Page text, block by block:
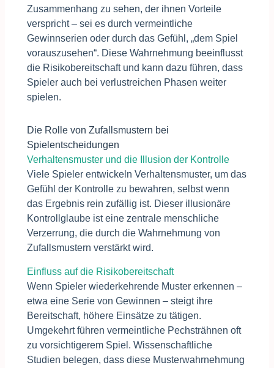
Zusammenhang zu sehen, der ihnen Vorteile
verspricht – sei es durch vermeintliche
Gewinnserien oder durch das Gefühl, „dem Spiel
vorauszusehen“. Diese Wahrnehmung beeinflusst
die Risikobereitschaft und kann dazu führen, dass
Spieler auch bei verlustreichen Phasen weiter
spielen.
Die Rolle von Zufallsmustern bei
Spielentscheidungen
Verhaltensmuster und die Illusion der Kontrolle
Viele Spieler entwickeln Verhaltensmuster, um das
Gefühl der Kontrolle zu bewahren, selbst wenn
das Ergebnis rein zufällig ist. Dieser illusionäre
Kontrollglaube ist eine zentrale menschliche
Verzerrung, die durch die Wahrnehmung von
Zufallsmustern verstärkt wird.
Einfluss auf die Risikobereitschaft
Wenn Spieler wiederkehrende Muster erkennen –
etwa eine Serie von Gewinnen – steigt ihre
Bereitschaft, höhere Einsätze zu tätigen.
Umgekehrt führen vermeintliche Pechsträhnen oft
zu vorsichtigerem Spiel. Wissenschaftliche
Studien belegen, dass diese Musterwahrnehmung